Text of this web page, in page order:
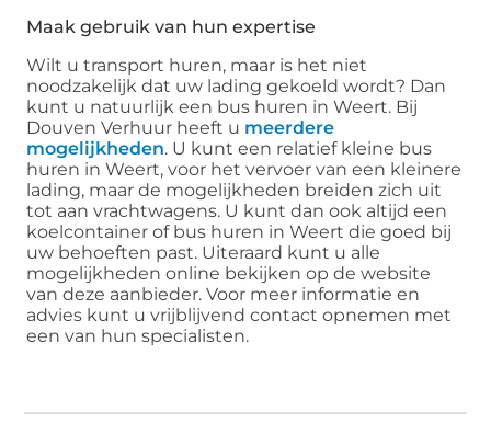
Maak gebruik van hun expertise
Wilt u transport huren, maar is het niet
noodzakelijk dat uw lading gekoeld wordt? Dan
kunt u natuurlijk een bus huren in Weert. Bij
Douven Verhuur heeft u meerdere
mogelijkheden. U kunt een relatief kleine bus
huren in Weert, voor het vervoer van een kleinere
lading, maar de mogelijkheden breiden zich uit
tot aan vrachtwagens. U kunt dan ook altijd een
koelcontainer of bus huren in Weert die goed bij
uw behoeften past. Uiteraard kunt u alle
mogelijkheden online bekijken op de website
van deze aanbieder. Voor meer informatie en
advies kunt u vrijblijvend contact opnemen met
een van hun specialisten.